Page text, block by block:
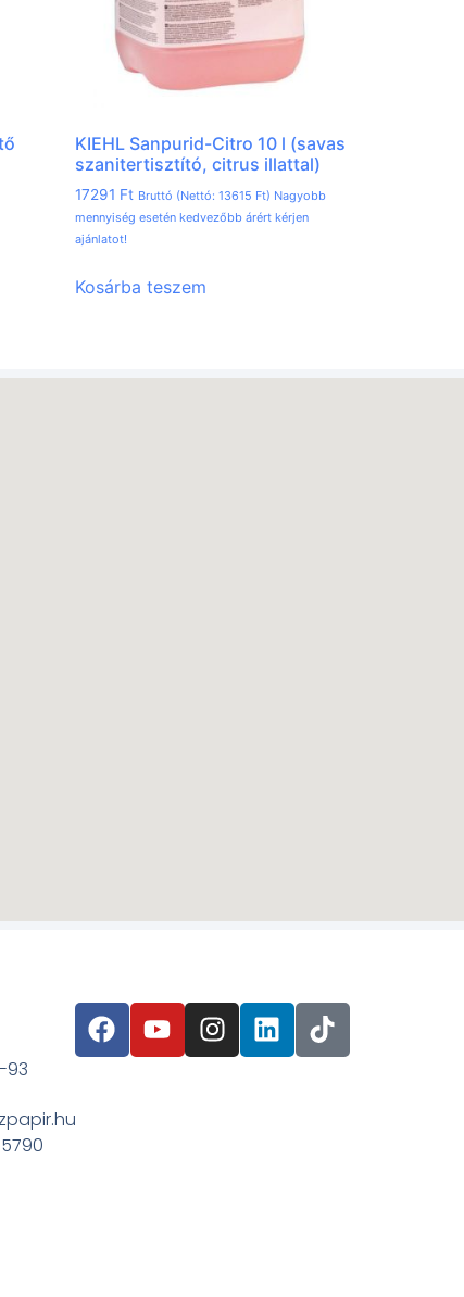
KIEHL Sanpurid-Citro 10 l (savas
szanitertisztító, citrus illattal)
17291 Ft Bruttó (Nettó:13615 Ft) Nagyobb
mennyiség esetén kedvezőbb árért kérjen
ajánlatot!
Kosárba teszem
93